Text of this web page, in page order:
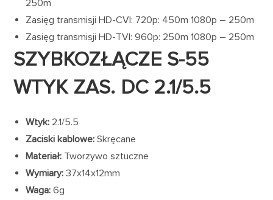
250m
Zasięg transmisji HD-CVI: 720p: 450m 1080p – 250m
Zasięg transmisji HD-TVI: 960p: 250m 1080p – 250m
SZYBKOZŁĄCZE S-55
WTYK ZAS. DC 2.1/5.5
Wtyk: 2.1/5.5
Zaciski kablowe: Skręcane
Materiał: Tworzywo sztuczne
Wymiary: 37x14x12mm
Waga: 6g